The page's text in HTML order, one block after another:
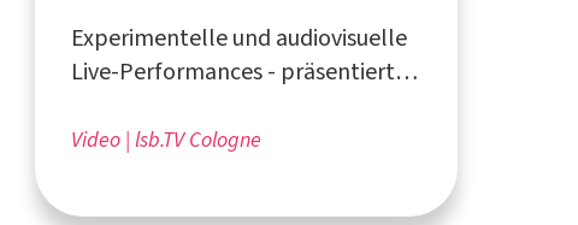
Experimentelle und audiovisuelle
Live-Performances - präsentiert
Köln
Video lsb.TV Cologne